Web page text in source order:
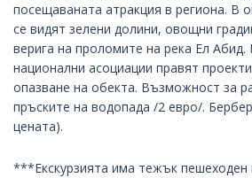
посещаваната атракция в региона. В
се видят зелени долини, овощни
верига на проломите на река Ел
национални асоциации правят
опазване на обекта. Възможност за
пръските на водопада /2 евро/.
цената).
***Eкскурзията има тежък пешеходен